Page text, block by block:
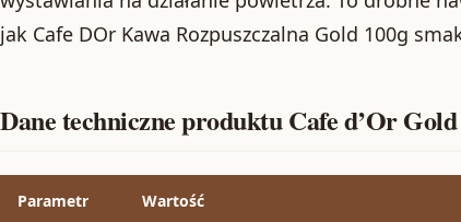
jak Cafe DOr Kawa Rozpuszczalna Gold 100g
Dane techniczne produktu Cafe d’Or Gold
Parametr Wartość